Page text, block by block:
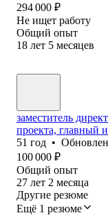
294 000 ₽
Не ищет работу
Общий опыт
18 лет 5 месяцев
заместитель
проекта, главный
51 год •
100 000 ₽
Общий опыт
27 лет 2 месяца
Другие резюме
Ещё 1 резюме